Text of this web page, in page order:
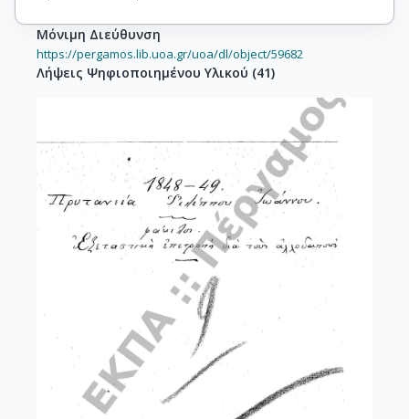
Μόνιμη Διεύθυνση
https://pergamos.lib.uoa.gr/uoa/dl/object/59682
Λήψεις Ψηφιοποιημένου Υλικού (41)